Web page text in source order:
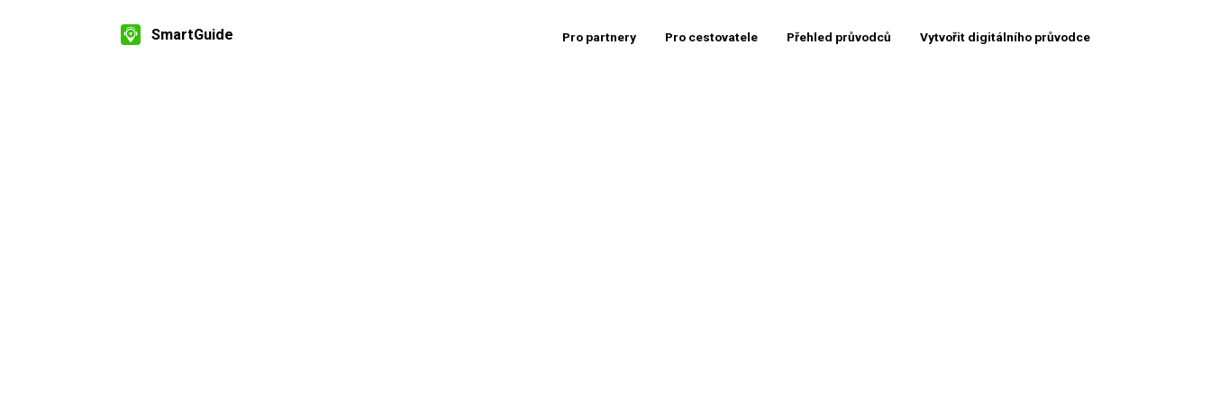
SmartGuide Pro partnery Pro cestovatele Přehled průvodců Vytvořit digitálního průvodce